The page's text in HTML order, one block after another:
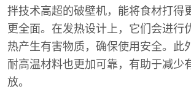
拌技术高超的破壁机，能将食材打得
更全面。在发热设计上，它们会进行
热产生有害物质，确保使用安全。此
耐高温材料也更加可靠，有助于减少
放。